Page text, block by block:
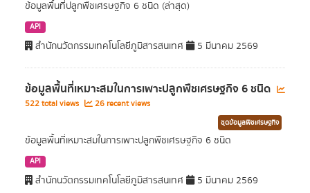
ข้อมูลพื้นที่ปลูกพืชเศรษฐกิจ 6 ชนิด (ล่าสุด)
API
สำนักนวัตกรรมเทคโนโลยีภูมิสารสนเทศ 5 มีนาคม 2569
ข้อมูลพื้นที่เหมาะสมในการเพาะปลูกพืชเศรษฐกิจ 6 ชนิด
522 total views 26 recent views
ชุดข้อมูลพืชเศรษฐกิจ
ข้อมูลพื้นที่เหมาะสมในการเพาะปลูกพืชเศรษฐกิจ 6 ชนิด
API
สำนักนวัตกรรมเทคโนโลยีภูมิสารสนเทศ 5 มีนาคม 2569